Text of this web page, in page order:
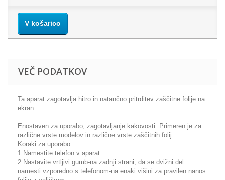
V košarico
VEČ PODATKOV
Ta aparat zagotavlja hitro in natančno pritrditev zaščitne folije na
ekran.
Enostaven za uporabo, zagotavljanje kakovosti. Primeren je za
različne vrste modelov in različne vrste zaščitnih folij.
Koraki za uporabo:
1.Namestite telefon v aparat.
2.Nastavite vrtljivi gumb-na zadnji strani, da se dvižni del
namesti vzporedno s telefonom-na enaki višini za pravilen nanos